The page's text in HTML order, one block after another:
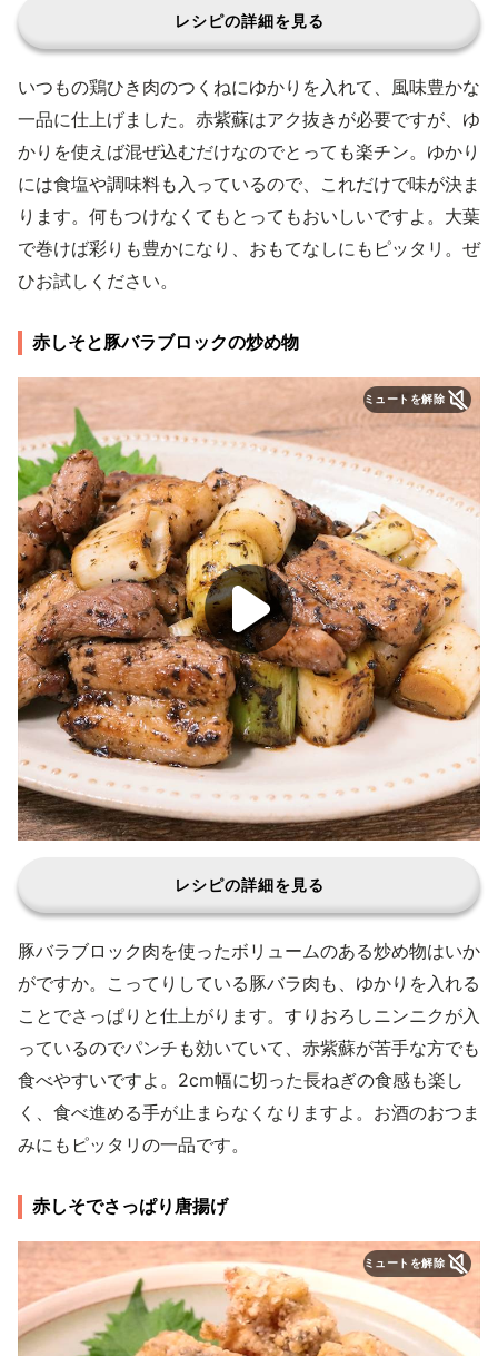
レシピの詳細を見る
いつもの鶏ひき肉のつくねにゆかりを入れて、風味豊かな
一品に仕上げました。赤紫蘇はアク抜きが必要ですが、ゆ
かりを使えば混ぜ込むだけなのでとっても楽チン。ゆかり
には食塩や調味料も入っているので、これだけで味が決ま
ります。何もつけなくてもとってもおいしいですよ。大葉
で巻けば彩りも豊かになり、おもてなしにもピッタリ。ぜ
ひお試しください。
赤しそと豚バラブロックの炒め物
ミュートを解除
レシピの詳細を見る
豚バラブロック肉を使ったボリュームのある炒め物はいか
がですか。こってりしている豚バラ肉も、ゆかりを入れる
ことでさっぱりと仕上がります。すりおろしニンニクが入
っているのでパンチも効いていて、赤紫蘇が苦手な方でも
食べやすいですよ。2cm幅に切った長ねぎの食感も楽し
く、食べ進める手が止まらなくなりますよ。お酒のおつま
みにもピッタリの一品です。
赤しそでさっぱり唐揚げ
ミュートを解除